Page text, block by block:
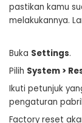
pastikan kamu
melakukannya.
Buka Settings.
Pilih System >
Ikuti petunjuk
pengaturan
Factory reset